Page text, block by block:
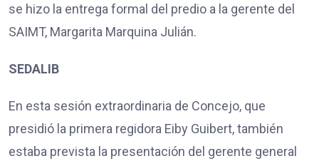
se hizo la entrega formal del predio a la gerente del
SAIMT, Margarita Marquina Julián.
SEDALIB
En esta sesión extraordinaria de Concejo, que
presidió la primera regidora Eiby Guibert, también
estaba prevista la presentación del gerente general